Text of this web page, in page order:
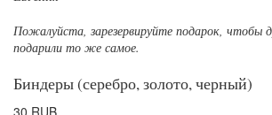
Пожалуйста, зарезервируйте подарок, чтобы
подарили то же самое.
Биндеры (серебро, золото, черный)
30 RUB